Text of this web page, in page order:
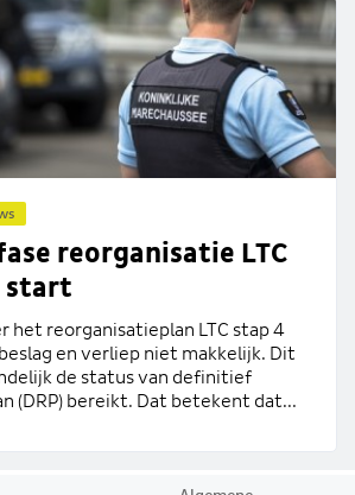
reorganisatie LTC
start
het reorganisatieplan LTC stap 4
en verliep niet makkelijk. Dit
de status van definitief
(DRP) bereikt. Dat betekent dat...